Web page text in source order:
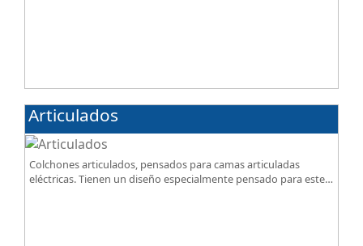
Articulados
Colchones articulados, pensados para camas articuladas
eléctricas. Tienen un diseño especialmente pensado para este